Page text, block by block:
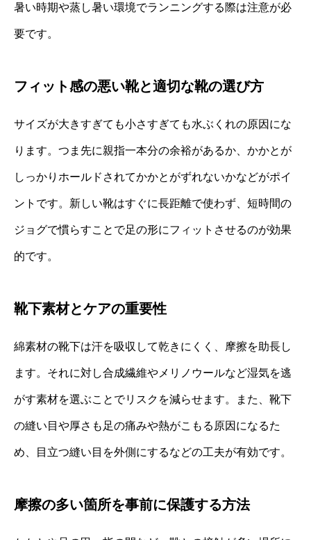
暑い時期や蒸し暑い環境でランニングする際は注意が必
要です。
フィット感の悪い靴と適切な靴の選び方
サイズが大きすぎても小さすぎても水ぶくれの原因にな
ります。つま先に親指一本分の余裕があるか、かかとが
しっかりホールドされてかかとがずれないかなどがポイ
ントです。新しい靴はすぐに長距離で使わず、短時間の
ジョグで慣らすことで足の形にフィットさせるのが効果
的です。
靴下素材とケアの重要性
綿素材の靴下は汗を吸収して乾きにくく、摩擦を助長し
ます。それに対し合成繊維やメリノウールなど湿気を逃
がす素材を選ぶことでリスクを減らせます。また、靴下
の縫い目や厚さも足の痛みや熱がこもる原因になるた
め、目立つ縫い目を外側にするなどの工夫が有効です。
摩擦の多い箇所を事前に保護する方法